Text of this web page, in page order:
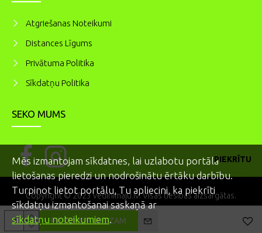
PIEVIENOT GROZAM
Atgriešanas Noteikumi
Distances Līgums
Privātuma Politika
Sīkdatņu Politika
SEKO MUMS
Copyright © 2023 vedinimaju.lv. Visas tiesības aizsargātas.
PIEKRĪTU
Mēs izmantojam sīkdatnes, lai uzlabotu portāla
lietošanas pieredzi un nodrošinātu ērtāku darbību.
Turpinot lietot portālu, Tu apliecini, ka piekrīti
sīkdatņu izmantošanai saskaņā ar
sīkdatņu noteikumiem.